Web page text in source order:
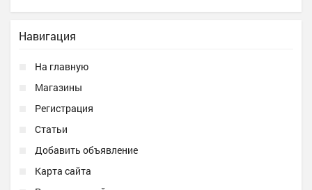
Навигация
На главную
Магазины
Регистрация
Статьи
Добавить объявление
Карта сайта